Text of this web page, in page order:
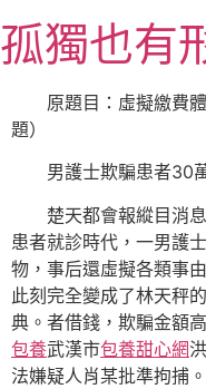
至
主
內
孤獨也有
原題目：虛擬繳費
題）
男護士欺騙患者30
楚天都會報縱目消
患者就診時代，一男護
物，事后還虛擬各類事
此刻完全變成了林天秤
典。者借錢，欺騙金額高
包養武漢市包養甜心網
法嫌疑人肖某批準拘捕